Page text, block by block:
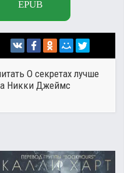
EPUB
О секретах лучше
Никки Джеймс